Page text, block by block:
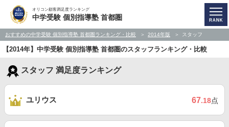
オリコン顧客満足度ランキング
中学受験 個別指導塾 首都圏
おすすめの中学受験 個別指導塾 首都圏ランキング・比較 2014年版 スタッフ
【2014年】中学受験 個別指導塾 首都圏のスタッフランキング・比較
スタッフ 満足度ランキング
ユリウス 67.18点